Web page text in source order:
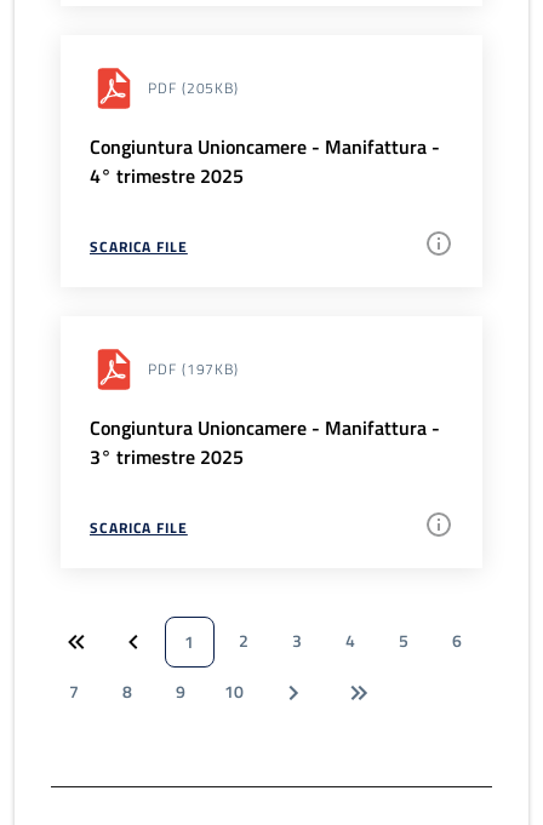
PDF (205KB)
Congiuntura Unioncamere - Manifattura -
4° trimestre 2025
SCARICA FILE
PDF (197KB)
Congiuntura Unioncamere - Manifattura -
3° trimestre 2025
SCARICA FILE
1 2 3 4 5
6
7
8 9 10